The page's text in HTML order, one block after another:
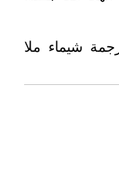
شيماء ملا